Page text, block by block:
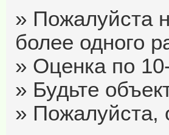
» Пожалуйста
более одного
» Оценка по
» Будьте
» Пожалуйста,